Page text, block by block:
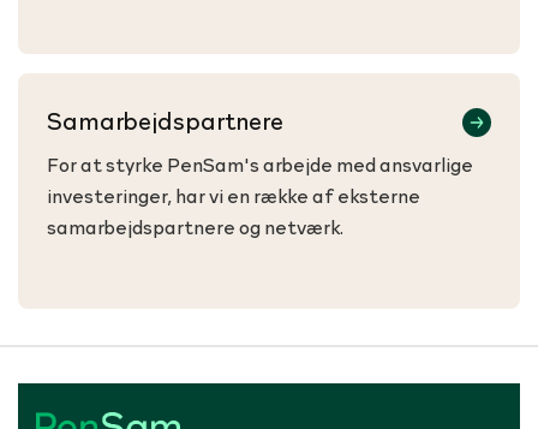
Samarbejdspartnere
For at styrke PenSam's arbejde med ansvarlige
investeringer, har vi en række af eksterne
samarbejdspartnere og netværk.